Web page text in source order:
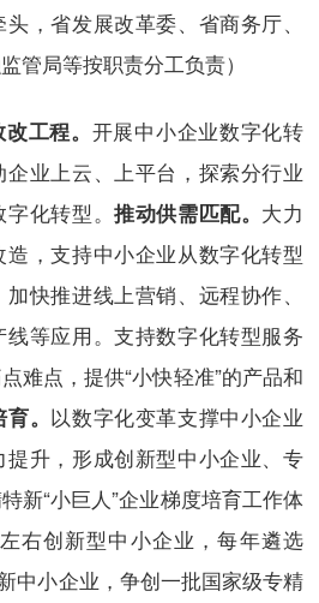
，省发展改革委、省商务厅、
管局等按职责分工负责）
工程。 开展中小企业数字化转
业上云、上平台，探索分行业
字化转型。推动供需匹配。 大力
，支持中小企业从数字化转型
快推进线上营销、远程协作、
等应用。支持数字化转型服务
难点，提供“小快轻准”的产品和
。 以数字化变革支撑中小企业
升，形成创新型中小企业、专
新“小巨人”企业梯度培育工作体
右创新型中小企业，每年遴选
中小企业，争创一批国家级专精